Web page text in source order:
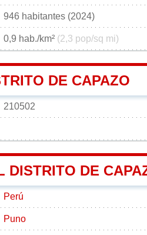
946 habitantes (2024)
0,9 hab./km² (2,3 pop/sq mi)
DE CAPAZO
210502
DISTRITO DE
Perú
Puno